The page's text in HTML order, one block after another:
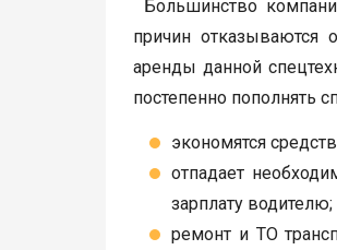
Большинство
причин отказываются
аренды данной
постепенно пополнять
экономятся
отпадает
зарплату водителю;
ремонт и ТО